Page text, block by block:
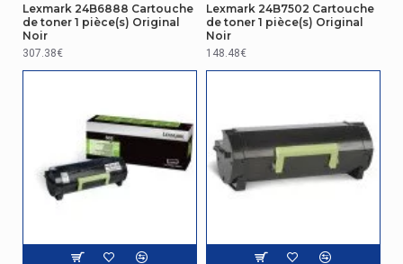
Lexmark 24B6888 Cartouche
de toner 1 pièce(s) Original
Noir
307.38€
Lexmark 24B7502 Cartouche
de toner 1 pièce(s) Original
Noir
148.48€